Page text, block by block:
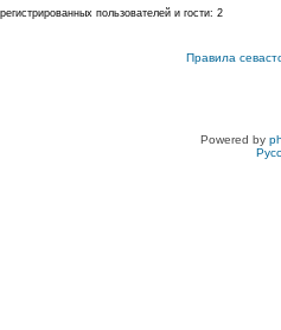
пользователей и гости: 2
Правила
Powered by